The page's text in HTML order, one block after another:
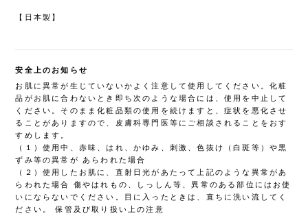
【日本製】
安全上のお知らせ
お肌に異常が生じていないかよく注意して使用してください。化粧
品がお肌に合わないとき即ち次のような場合には、使用を中止して
ください。そのまま化粧品類の使用を続けますと、症状を悪化させ
ることがありますので、皮膚科専門医等にご相談されることをおす
すめします。
（１）使用中、赤味、はれ、かゆみ、刺激、色抜け（白斑等）や黒
ずみ等の異常が あらわれた場合
（２）使用したお肌に、直射日光があたって上記のような異常があ
らわれた場合 傷やはれもの、しっしん等、異常のある部位にはお使
いにならないでください。目に入ったときは、直ちに洗い流してく
ださい。 保管及び取り扱い上の注意